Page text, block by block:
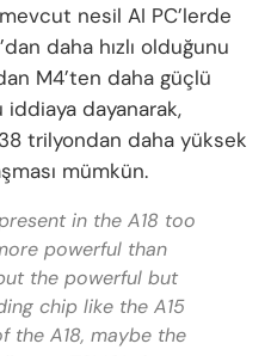
nesil AI PC’lerde
daha hızlı olduğunu
M4’ten daha güçlü
iddiaya dayanarak,
trilyondan daha yüksek
mümkün.
in the A18 too
powerful than
the powerful but
chip like the A15
the A18, maybe the